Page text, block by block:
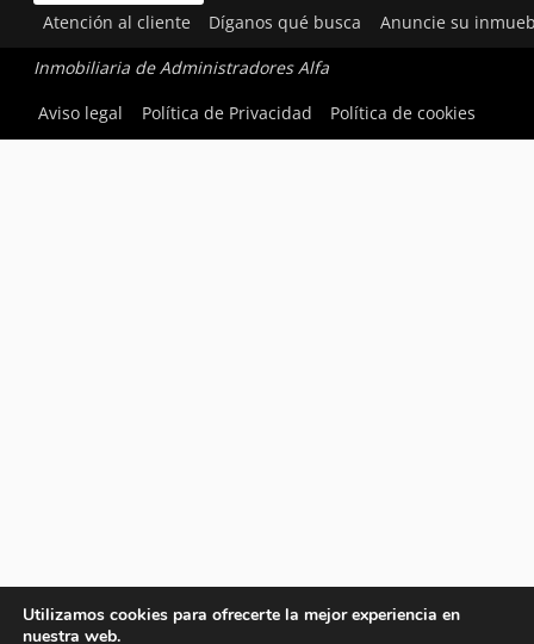
Atención al cliente Díganos qué busca Anuncie su
Inmobiliaria de Administradores Alfa
Aviso legal
Política de Privacidad Política de cookies
Utilizamos cookies para ofrecerte la mejor experiencia en
nuestra web.